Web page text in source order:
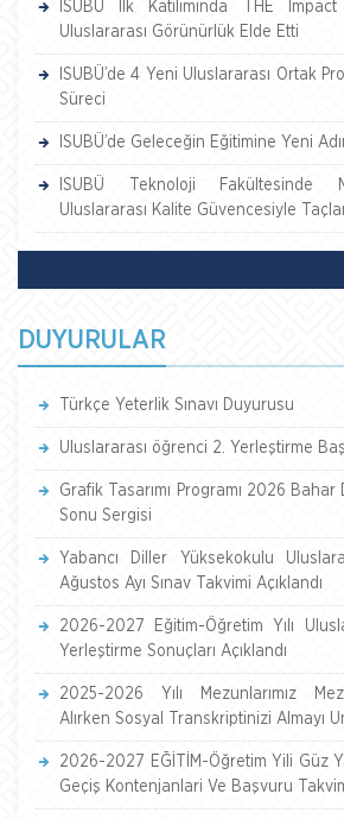
ISUBÜ İlk Katılımında THE
Uluslararası Görünürlük Elde Etti
ISUBÜ’de 4 Yeni Uluslararası Ortak
Süreci
ISUBÜ’de Geleceğin Eğitimine Yeni
ISUBÜ Teknoloji Fakültesinde
Uluslararası Kalite Güvencesiyle
DUYURULAR
Türkçe Yeterlik Sınavı Duyurusu
Uluslararası öğrenci 2. Yerleştirme
Grafik Tasarımı Programı 2026 Bahar
Sonu Sergisi
Yabancı Diller Yüksekokulu
Ağustos Ayı Sınav Takvimi Açıklandı
2026-2027 Eğitim-Öğretim Yılı
Yerleştirme Sonuçları Açıklandı
2025-2026 Yılı Mezunlarımız
Alırken Sosyal Transkriptinizi Almayı
2026-2027 EĞİTİM-Öğretim Yili Güz
Geçiş Kontenjanlari Ve Başvuru